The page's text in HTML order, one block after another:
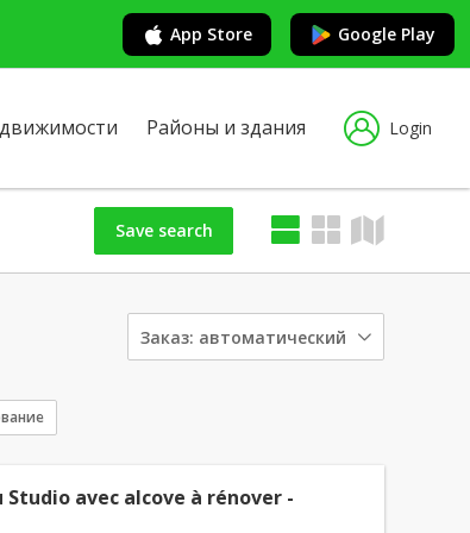
App Store Google Play
Районы и здания Login
Заказ: автоматический
Save search
Studio avec alcove à rénover -